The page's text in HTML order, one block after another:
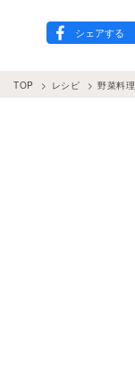
TOP レシピ 野菜料理